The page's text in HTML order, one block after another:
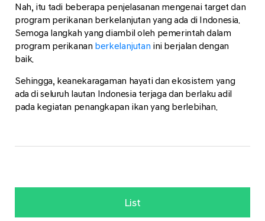
Nah, itu tadi beberapa penjelasanan mengenai target dan
program perikanan berkelanjutan yang ada di Indonesia.
Semoga langkah yang diambil oleh pemerintah dalam
program perikanan berkelanjutan ini berjalan dengan
baik.
Sehingga, keanekaragaman hayati dan ekosistem yang
ada di seluruh lautan Indonesia terjaga dan berlaku adil
pada kegiatan penangkapan ikan yang berlebihan.
List